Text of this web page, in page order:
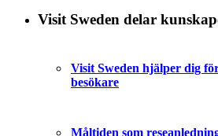
Visit Sweden delar
Visit Sweden hjälper dig
besökare
Måltiden som